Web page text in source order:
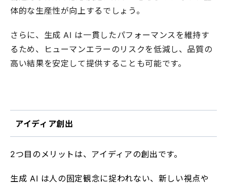
体的な生産性が向上するでしょう。
さらに、生成 AI は一貫したパフォーマンスを維持す
るため、ヒューマンエラーのリスクを低減し、品質の
高い結果を安定して提供することも可能です。
アイディア創出
2つ目のメリットは、アイディアの創出です。
生成 AI は人の固定観念に捉われない、新しい視点や